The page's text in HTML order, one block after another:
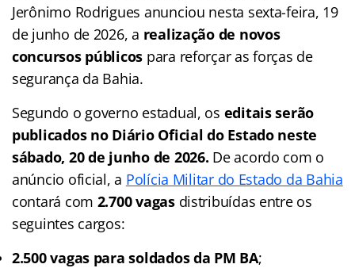
Jerônimo Rodrigues anunciou nesta sexta-feira, 19
de junho de 2026, a realização de novos
concursos públicos para reforçar as forças de
segurança da Bahia.
Segundo o governo estadual, os editais serão
publicados no Diário Oficial do Estado neste
sábado, 20 de junho de 2026. De acordo com o
anúncio oficial, a Polícia Militar do Estado da Bahia
contará com 2.700 vagasdistribuídas entre os
seguintes cargos:
2.500 vagas para soldados da PM BA;